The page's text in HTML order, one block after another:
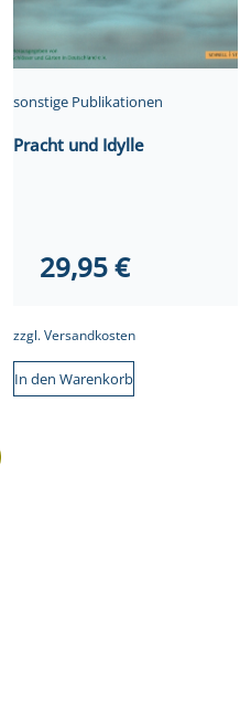
sonstige Publikationen
Pracht und Idylle
29,95€
zzgl.Versandkosten
In den Warenkorb